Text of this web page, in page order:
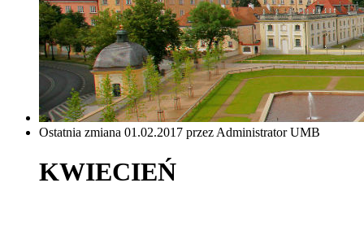
Ostatnia zmiana 01.02.2017 przez Administrator UMB
KWIECIEŃ